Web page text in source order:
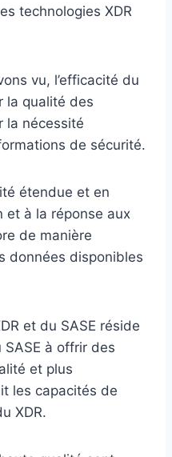
technologies XDR
vu, l’efficacité du
la qualité des
la nécessité
de sécurité.
étendue et en
et à la réponse aux
de manière
données disponibles
et du SASE réside
à offrir des
et plus
les capacités de
XDR.